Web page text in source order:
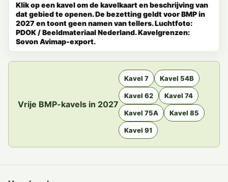
Klik op een kavel om de kavelkaart en beschrijving van
dat gebied te openen. De bezetting geldt voor BMP in
2027 en toont geen namen van tellers. Luchtfoto:
PDOK / Beeldmateriaal Nederland. Kavelgrenzen:
Sovon Avimap-export.
Vrije BMP-kavels in 2027
Kavel 7 Kavel 54B
Kavel 62 Kavel 74
Kavel 75A Kavel 85
Kavel 91